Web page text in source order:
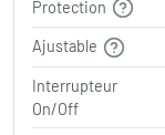
Protection
Ajustable
Interrupteur
On/Off